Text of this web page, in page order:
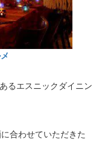
るエスニックダイニン
合わせていただきた